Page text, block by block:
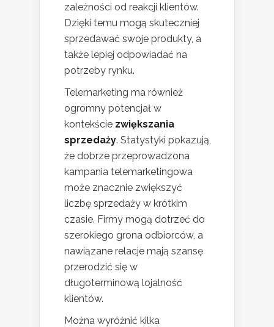
zależności od reakcji klientów.
Dzięki temu mogą skuteczniej
sprzedawać swoje produkty, a
także lepiej odpowiadać na
potrzeby rynku.
Telemarketing ma również
ogromny potencjał w
kontekście zwiększania
sprzedaży. Statystyki pokazują,
że dobrze przeprowadzona
kampania telemarketingowa
może znacznie zwiększyć
liczbę sprzedaży w krótkim
czasie. Firmy mogą dotrzeć do
szerokiego grona odbiorców, a
nawiązane relacje mają szansę
przerodzić się w
długoterminową lojalność
klientów.
Można wyróżnić kilka